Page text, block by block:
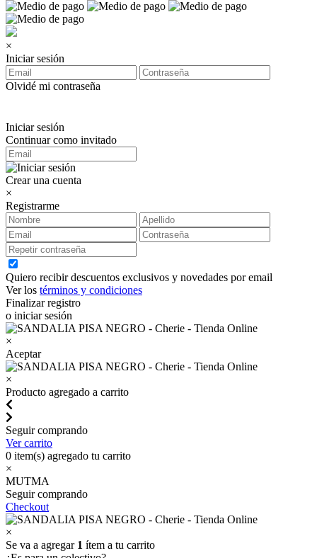
×
Iniciar sesión
Olvidé mi contraseña
Iniciar sesión
Continuar como invitado
Crear una cuenta
×
Registrarme
Quiero recibir descuentos exclusivos y novedades por email
Ver los términos y condiciones
Finalizar registro
o iniciar sesión
×
Aceptar
×
Producto agregado a carrito
Seguir comprando
Ver carrito
0 item(s) agregado tu carrito
×
MUTMA
Seguir comprando
Checkout
×
Se va a agregar 1 ítem a tu carrito